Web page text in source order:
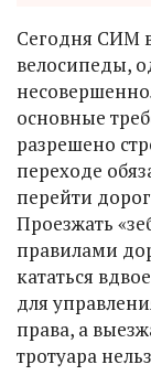
Сегодня СИМ
велосипеды,
основные
разрешено
переходе
перейти
Проезжать
правилами
кататься
для
права, а
тротуара